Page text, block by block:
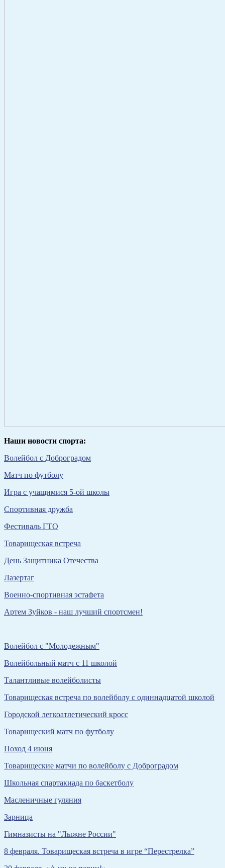
Наши новости спорта:
Волейбол с Доброградом
Матч по футболу
Игра с учащимися 5-ой школы
Спортивная дружба
Фестиваль ГТО
Товарищеская встреча
День Защитника Отечества
Лазертаг
Военно-спортивная эстафета
Артем Зуйков - наш лучший спортсмен!
Волейбол с "Молодежным"
Волейбольный матч с 11 школой
Талантливые волейболисты
Товарищеская встреча по волейболу с одиннадцатой школой
Городской легкоатлетический кросс
Товарищеский матч по футболу
Поход 4 июня
Товарищеские матчи по волейболу с Доброградом
Школьная спартакиада по баскетболу
Масленичные гуляния
Зарница
Гимназисты на "Лыжне России"
8 февраля. Товарищеская встреча в игре “Перестрелка”